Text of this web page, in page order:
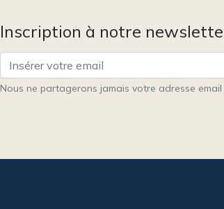
Inscription à notre
Nous ne partagerons jamais votre adresse